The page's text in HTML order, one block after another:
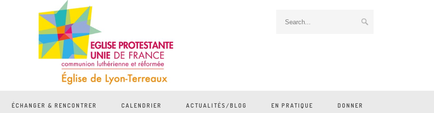
ÉCHANGER & RENCONTRER CALENDRIER ACTUALITÉS/BLOG EN PRATIQUE DONNER